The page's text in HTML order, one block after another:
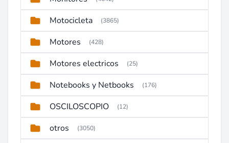
Motocicleta (3865)
Motores (428)
Motores electricos (25)
Notebooks y Netbooks (176)
OSCILOSCOPIO (12)
otros (3050)